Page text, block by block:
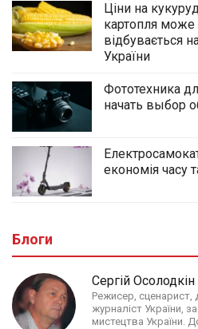
Ціни на
картопля
відбувається
України
Фототехника
начать выбор
економія часу
Блоги
Сергій Осолодкін
Режисер, сценарист,
журналіст України,
мистецтва України.